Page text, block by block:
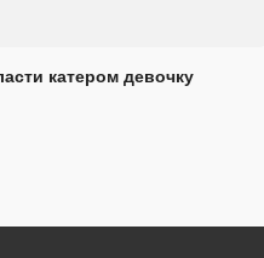
катером девочку